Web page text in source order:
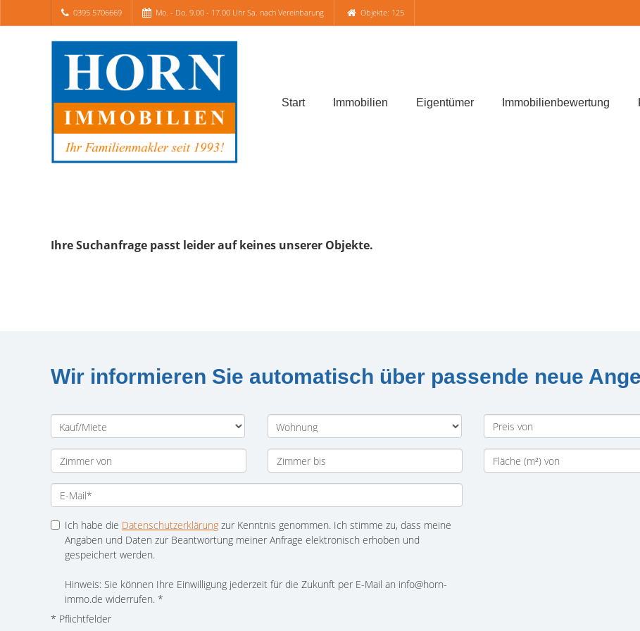
0395 5706669 Mo. - Do. 9.00 - 17.00 Uhr Sa. nach Vereinbarung Objekte: 125
Start Immobilien Eigentümer Immobilienbewertung
Ihre Suchanfrage passt leider auf keines unserer Objekte.
Wir informieren Sie automatisch über passende neue
Ich habe die Datenschutzerklärung zur Kenntnis genommen. Ich stimme zu, dass meine
Angaben und Daten zur Beantwortung meiner Anfrage elektronisch erhoben und
gespeichert werden.
Hinweis: Sie können Ihre Einwilligung jederzeit für die Zukunft per E-Mail an info@horn-
immo.de widerrufen. *
* Pflichtfelder